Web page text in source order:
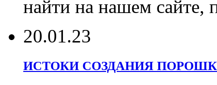
найти на нашем сайте,
20.01.23
ИСТОКИ СОЗДАНИЯ